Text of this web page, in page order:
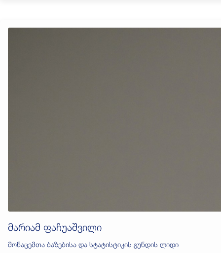
მარიამ ფაჩუაშვილი
მონაცემთა ბაზებისა და სტატისტიკის გუნდის ლიდი